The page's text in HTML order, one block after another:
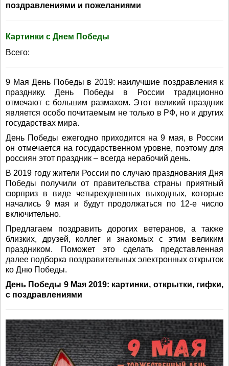
поздравлениями и пожеланиями
Картинки с Днем Победы
Всего:
9 Мая День Победы в 2019: наилучшие поздравления к
празднику. День Победы в России традиционно
отмечают с большим размахом. Этот великий праздник
является особо почитаемым не только в РФ, но и других
государствах мира.
День Победы ежегодно приходится на 9 мая, в России
он отмечается на государственном уровне, поэтому для
россиян этот праздник – всегда нерабочий день.
В 2019 году жители России по случаю празднования Дня
Победы получили от правительства страны приятный
сюрприз в виде четырехдневных выходных, которые
начались 9 мая и будут продолжаться по 12-е число
включительно.
Предлагаем поздравить дорогих ветеранов, а также
близких, друзей, коллег и знакомых с этим великим
праздником. Поможет это сделать представленная
далее подборка поздравительных электронных открыток
ко Дню Победы.
День Победы 9 Мая 2019: картинки, открытки, гифки,
с поздравлениями